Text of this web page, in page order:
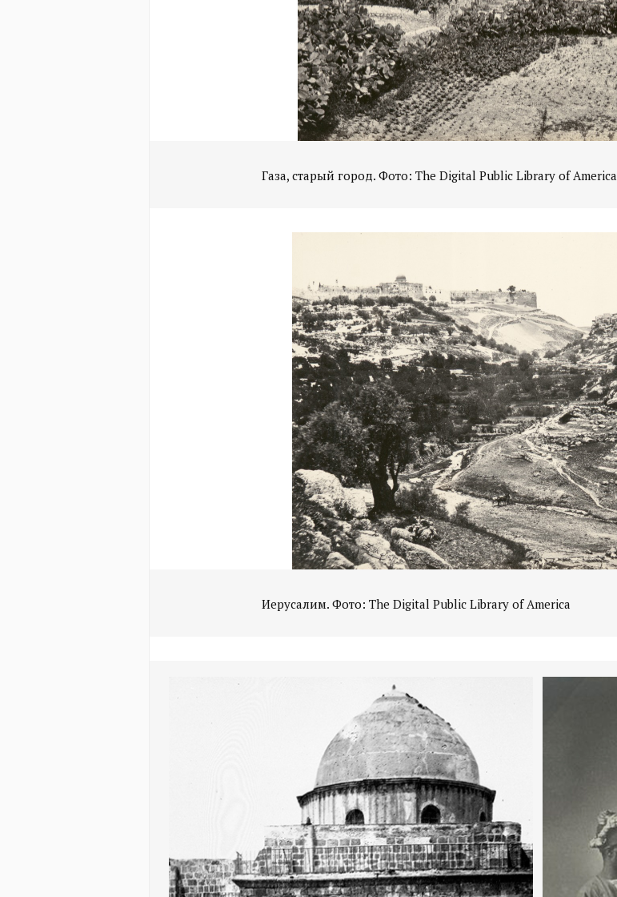
Газа, старый город. Фото: The Digital Public Library of America
Иерусалим. Фото: The Digital Public Library of America